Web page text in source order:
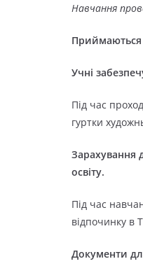
Навчання
Приймаються
Учні
Під час
гуртки
Зарахування
освіту.
Під час
відпочинку в
Документи